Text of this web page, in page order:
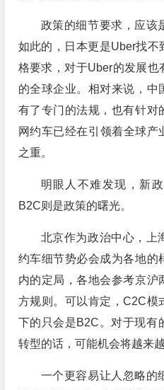
政策的细节要求，应该
如此的，日本更是Uber找
格要求，对于Uber的发展
的全球企业。相对来说，中
有了专门的法规，也有针对
网约车已经在引领着全球产
之重。
明眼人不难发现，新
B2C则是政策的曙光。
北京作为政治中心，上
约车细节势必会成为各地的
内的定局，各地会参考京沪
方规则。可以肯定，C2C模
下的只会是B2C。对于现有
转型的话，可能机会将越来越
一个更容易让人忽略的